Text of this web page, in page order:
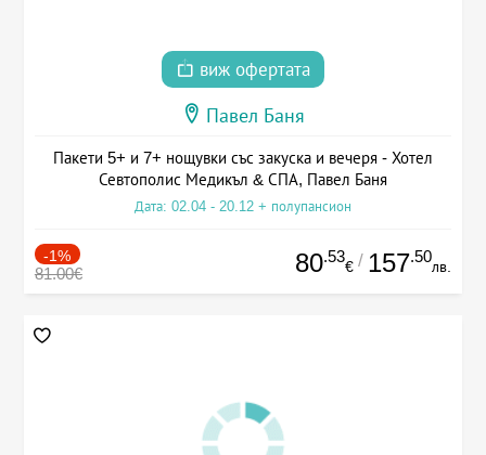
виж офертата
Павел Баня
Пакети 5+ и 7+ нощувки със закуска и вечеря - Хотел
Севтополис Медикъл & СПА, Павел Баня
Дата: 02.04 - 20.12 + полупансион
-1%
81.00€ 80.53
€ / 157.50
лв.